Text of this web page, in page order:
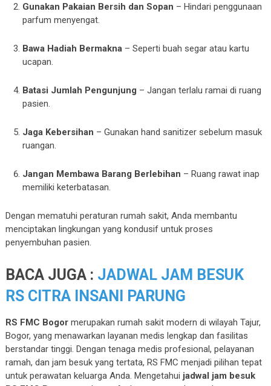
Gunakan Pakaian Bersih dan Sopan – Hindari penggunaan
parfum menyengat.
Bawa Hadiah Bermakna – Seperti buah segar atau kartu
ucapan.
Batasi Jumlah Pengunjung – Jangan terlalu ramai di ruang
pasien.
Jaga Kebersihan – Gunakan hand sanitizer sebelum masuk
ruangan.
Jangan Membawa Barang Berlebihan – Ruang rawat inap
memiliki keterbatasan.
Dengan mematuhi peraturan rumah sakit, Anda membantu
menciptakan lingkungan yang kondusif untuk proses
penyembuhan pasien.
BACA JUGA : JADWAL JAM BESUK
RS CITRA INSANI PARUNG
RS FMC Bogormerupakan rumah sakit modern di wilayah Tajur,
Bogor, yang menawarkan layanan medis lengkap dan fasilitas
berstandar tinggi. Dengan tenaga medis profesional, pelayanan
ramah, dan jam besuk yang tertata, RS FMC menjadi pilihan tepat
untuk perawatan keluarga Anda. Mengetahui jadwal jam besuk